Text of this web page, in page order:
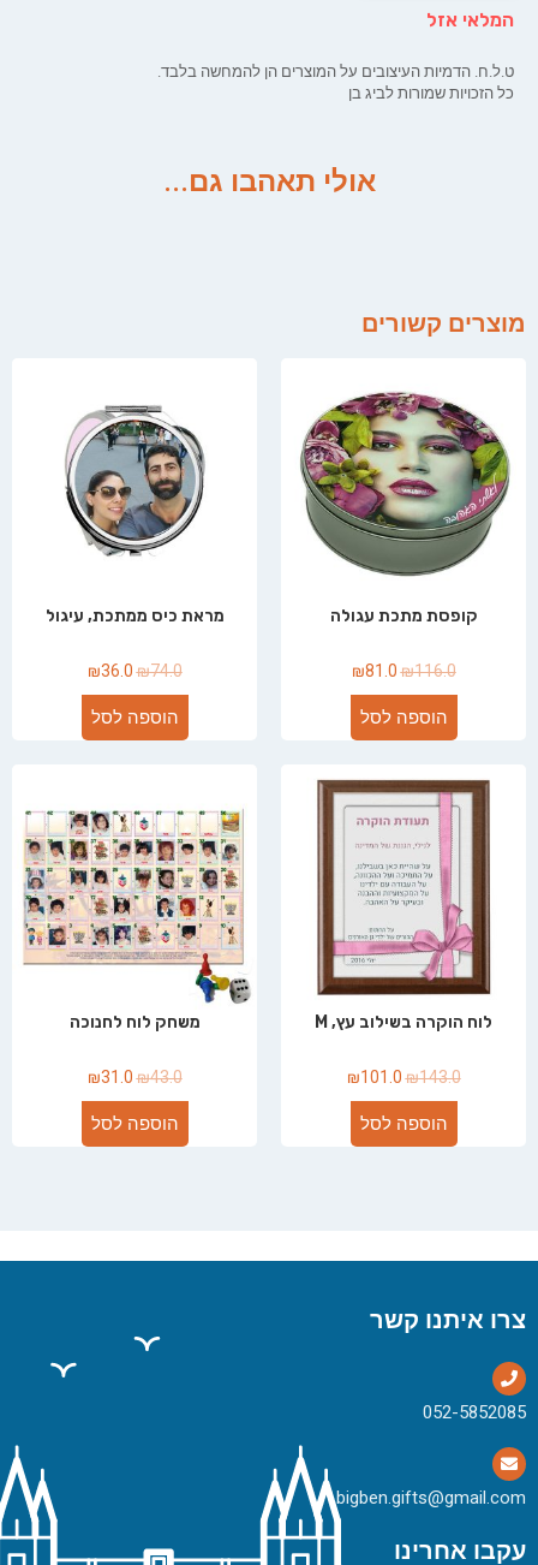
המלאי אזל
ט.ל.ח. הדמיות העיצובים על המוצרים הן להמחשה בלבד.
כל הזכויות שמורות לביג בן
אולי תאהבו גם...
מוצרים קשורים
קופסת מתכת עגולה
₪116.0
₪81.0
הוספה לסל
מראת כיס ממתכת, עיגול
₪74.0
₪36.0
הוספה לסל
לוח הוקרה בשילוב עץ, M
₪143.0
₪101.0
הוספה לסל
משחק לוח לחנוכה
₪43.0
₪31.0
הוספה לסל
צרו איתנו קשר
bigben.gifts@gmail.com
עקבו אחרינו